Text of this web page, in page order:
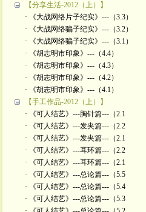
【分享生活-2012（上）】
· 《大战网络片子纪实》---（3.3）
· 《大战网络骗子纪实》---（3.2）
· 《大战网络骗子纪实》---（3.1）
· 《胡志明市印象》---（4.4）
· 《胡志明市印象》---（4.3）
· 《胡志明市印象》---（4.2）
· 《胡志明市印象》---（4.1）
【手工作品-2012（上）】
· 《可人结艺》---胸针篇---（2.1
· 《可人结艺》---发夹篇---（2.2
· 《可人结艺》---发夹篇---（2.1
· 《可人结艺》---耳环篇---（2.2
· 《可人结艺》---耳环篇---（2.1
· 《可人结艺》---总论篇---（5.5
· 《可人结艺》---总论篇---（5.4
· 《可人结艺》---总论篇---（5.3